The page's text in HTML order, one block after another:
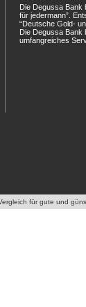
Die Degussa Bank
für jedermann”.
“Deutsche Gold-
Die Degussa Bank
umfangreiches
für gute und